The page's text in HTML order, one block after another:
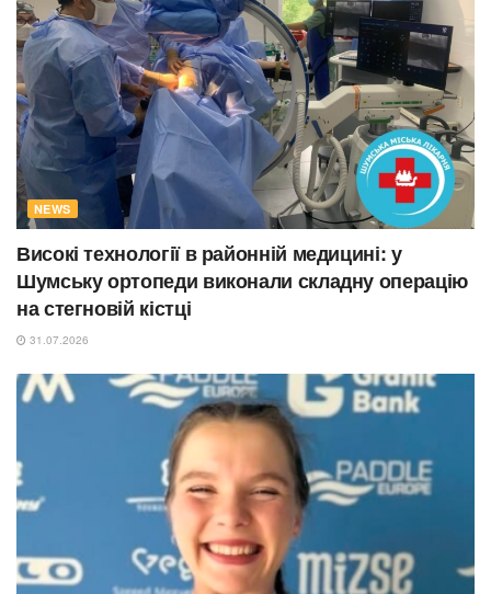
NEWS
Високі технології в районній медицині: у
Шумську ортопеди виконали складну операцію
на стегновій кістці
31.07.2026